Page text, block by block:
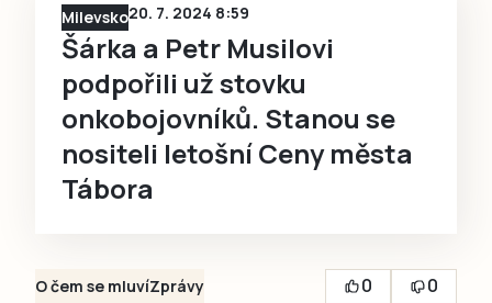
Milevsko20. 7. 2024 8:59
Šárka a Petr Musilovi
podpořili už stovku
onkobojovníků. Stanou se
nositeli letošní Ceny města
Tábora
O čem se mluvíZprávy 0
0